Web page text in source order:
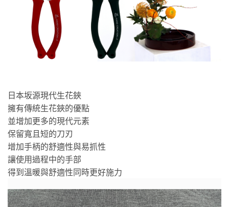
日本坂源現代生花鋏
擁有傳統生花鋏的優點
並增加更多的現代元素
保留寬且短的刀刃
增加手柄的舒適性與易抓性
讓使用過程中的手部
得到溫暖與舒適性同時更好施力